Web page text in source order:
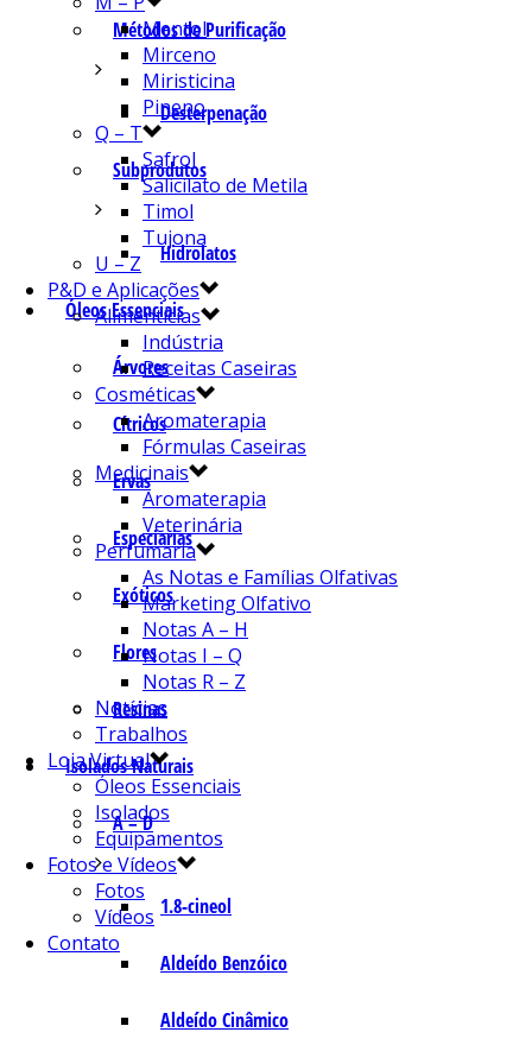
Métodos de Purificação
Desterpenação
Subprodutos
Hidrolatos
Óleos Essenciais
Árvores
Cítricos
Ervas
Especiarias
Exóticos
Flores
Resinas
Isolados Naturais
A – D
1.8-cineol
Aldeído Benzóico
Aldeído Cinâmico
Mentol
Mirceno
Miristicina
Pineno
Q – T
Safrol
Salicilato de Metila
Timol
Tujona
U – Z
P&D e Aplicações
Alimentícias
Indústria
Receitas Caseiras
Cosméticas
Aromaterapia
Fórmulas Caseiras
Medicinais
Aromaterapia
Veterinária
Perfumaria
As Notas e Famílias Olfativas
Marketing Olfativo
Notas A – H
Notas I – Q
Notas R – Z
Notícias
Trabalhos
Loja Virtual
Óleos Essenciais
Isolados
Equipamentos
Fotos e Vídeos
Fotos
Vídeos
Contato